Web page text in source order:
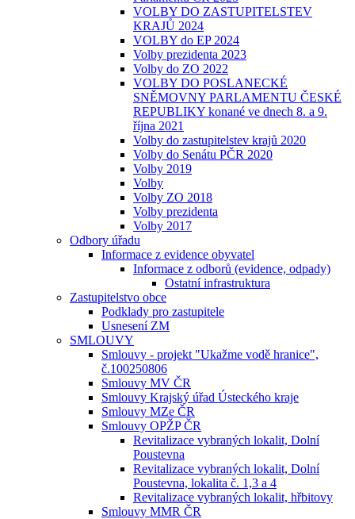
VOLBY DO ZASTUPITELSTEV
KRAJŮ 2024
VOLBY do EP 2024
Volby prezidenta 2023
Volby do ZO 2022
VOLBY DO POSLANECKÉ
SNĚMOVNY PARLAMENTU ČESKÉ
REPUBLIKY konané ve dnech 8. a 9.
října 2021
Volby do zastupitelstev krajů 2020
Volby do Senátu PČR 2020
Volby 2019
Volby
Volby ZO 2018
Volby prezidenta
Volby 2017
Odbory úřadu
Informace z evidence obyvatel
Informace z odborů (evidence, odpady)
Ostatní infrastruktura
Zastupitelstvo obce
Podklady pro zastupitele
Usnesení ZM
SMLOUVY
Smlouvy - projekt "Ukažme vodě hranice",
č.100250806
Smlouvy MV ČR
Smlouvy Krajský úřad Ústeckého kraje
Smlouvy MZe ČR
Smlouvy OPŽP ČR
Revitalizace vybraných lokalit, Dolní
Poustevna
Revitalizace vybraných lokalit, Dolní
Poustevna, lokalita č. 1,3 a 4
Revitalizace vybraných lokalit, hřbitovy
Smlouvy MMR ČR